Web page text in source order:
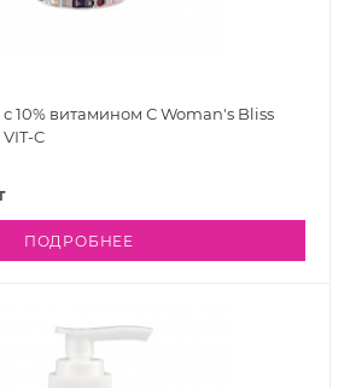
10% витамином С Woman's Bliss
C
ПОДРОБНЕЕ